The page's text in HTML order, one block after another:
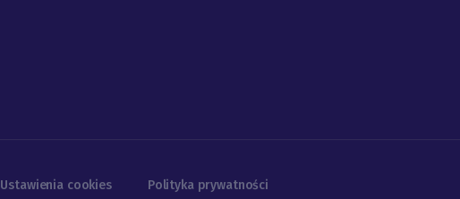
Ustawienia cookies Polityka prywatności